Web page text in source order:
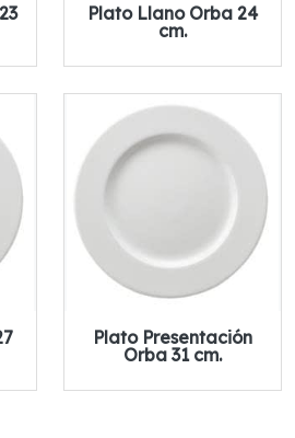
Plato Llano Orba 24
cm.
Plato Presentación
Orba 31 cm.